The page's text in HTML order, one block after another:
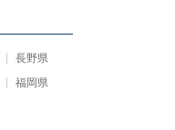
長野県
福岡県